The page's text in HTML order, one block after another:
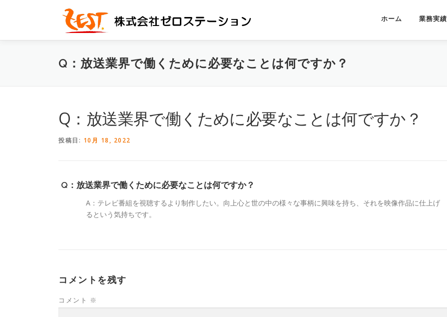
ン
ホーム 業務実績
Q：放送業界で働くために必要なことは何ですか？
Q：放送業界で働くために必要なことは何ですか？
投稿日: 10月 18, 2022
Q：放送業界で働くために必要なことは何ですか？
A：テレビ番組を視聴するより制作したい。向上心と世の中の様々な事柄に興味を持ち、それを映像作品に仕上げ
るという気持ちです。
コメントを残す
コメント ※